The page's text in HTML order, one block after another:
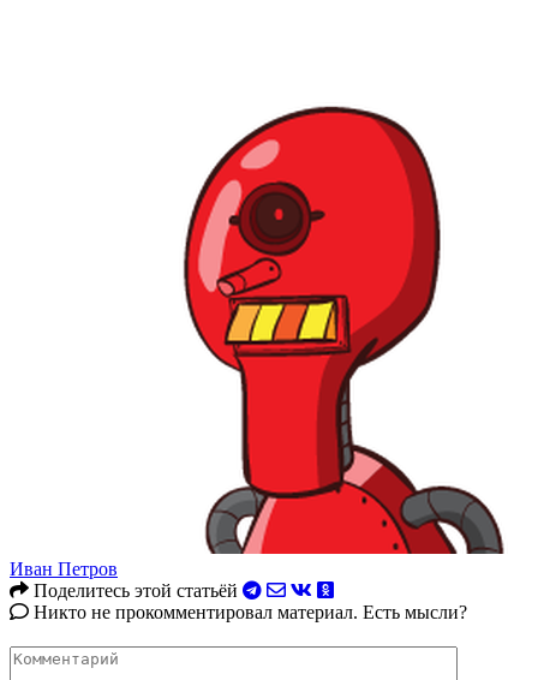
Иван Петров
Поделитесь этой статьёй
Никто не прокомментировал материал. Есть мысли?